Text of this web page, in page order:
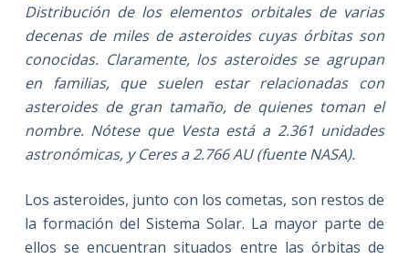
Distribución de los elementos orbitales de varias
decenas de miles de asteroides cuyas órbitas son
conocidas. Claramente, los asteroides se agrupan
en familias, que suelen estar relacionadas con
asteroides de gran tamaño, de quienes toman el
nombre. Nótese que Vesta está a 2.361 unidades
astronómicas, y Ceres a 2.766 AU (fuente NASA).
Los asteroides, junto con los cometas, son restos de
la formación del Sistema Solar. La mayor parte de
ellos se encuentran situados entre las órbitas de